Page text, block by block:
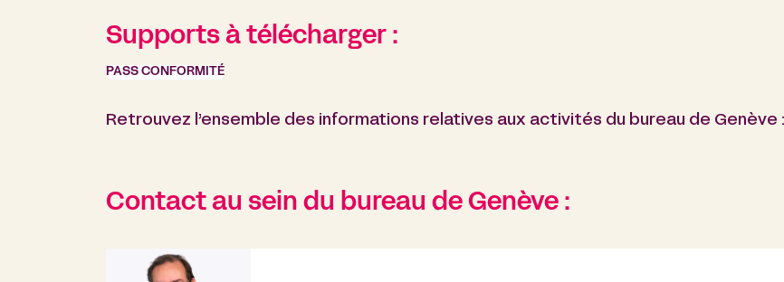
Supports à télécharger :
PASS CONFORMITÉ
Retrouvez l’ensemble des informations relatives aux activités du bureau de Genève :
Contact au sein du bureau de Genève :